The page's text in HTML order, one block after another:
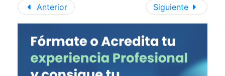
Anterior Siguiente